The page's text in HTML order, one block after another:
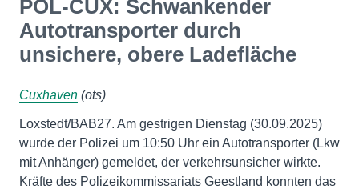
POL-CUX: Schwankender
Autotransporter durch
unsichere, obere Ladefläche
Cuxhaven (ots)
Loxstedt/BAB27. Am gestrigen Dienstag (30.09.2025)
wurde der Polizei um 10:50 Uhr ein Autotransporter (Lkw
mit Anhänger) gemeldet, der verkehrsunsicher wirkte.
Kräfte des Polizeikommissariats Geestland konnten das